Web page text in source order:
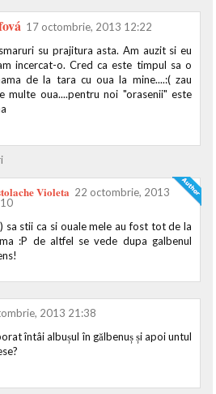
17 octombrie, 2013 12:22
su prajitura asta. Am auzit si eu
incercat-o. Cred ca este timpul sa o
de la tara cu oua la mine....:( zau
multe oua....pentru noi "orasenii" este
Violeta 22 octombrie, 2013
sa stii ca si ouale mele au fost tot de la
:P de altfel se vede dupa galbenul
2013 21:38
întâi albușul în gălbenuș și apoi untul